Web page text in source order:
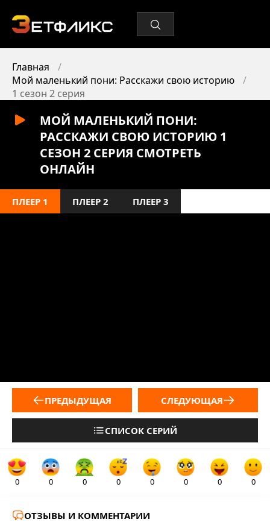
Главная
Мой маленький пони: Расскажи свою историю
1 сезон 2 серия
МОЙ МАЛЕНЬКИЙ ПОНИ:
РАССКАЖИ СВОЮ ИСТОРИЮ 1
СЕЗОН 2 СЕРИЯ СМОТРЕТЬ
ОНЛАЙН
ПЛЕЕР 1 ПЛЕЕР 2 ПЛЕЕР 3
ПРЕДЫДУЩАЯ
СПИСОК СЕРИЙ
СЛЕДУЮЩАЯ
0 0 0 0 0 0 0 0
ОТЗЫВЫ И КОММЕНТАРИИ